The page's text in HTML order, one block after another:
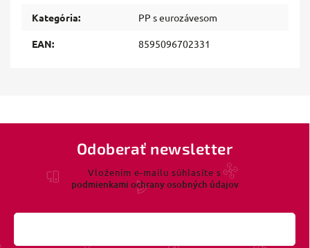
Kategória: PP s eurozávesom
EAN: 8595096702331
Odoberať newsletter
Vložením e-mailu súhlasíte s
podmienkami ochrany osobných údajov